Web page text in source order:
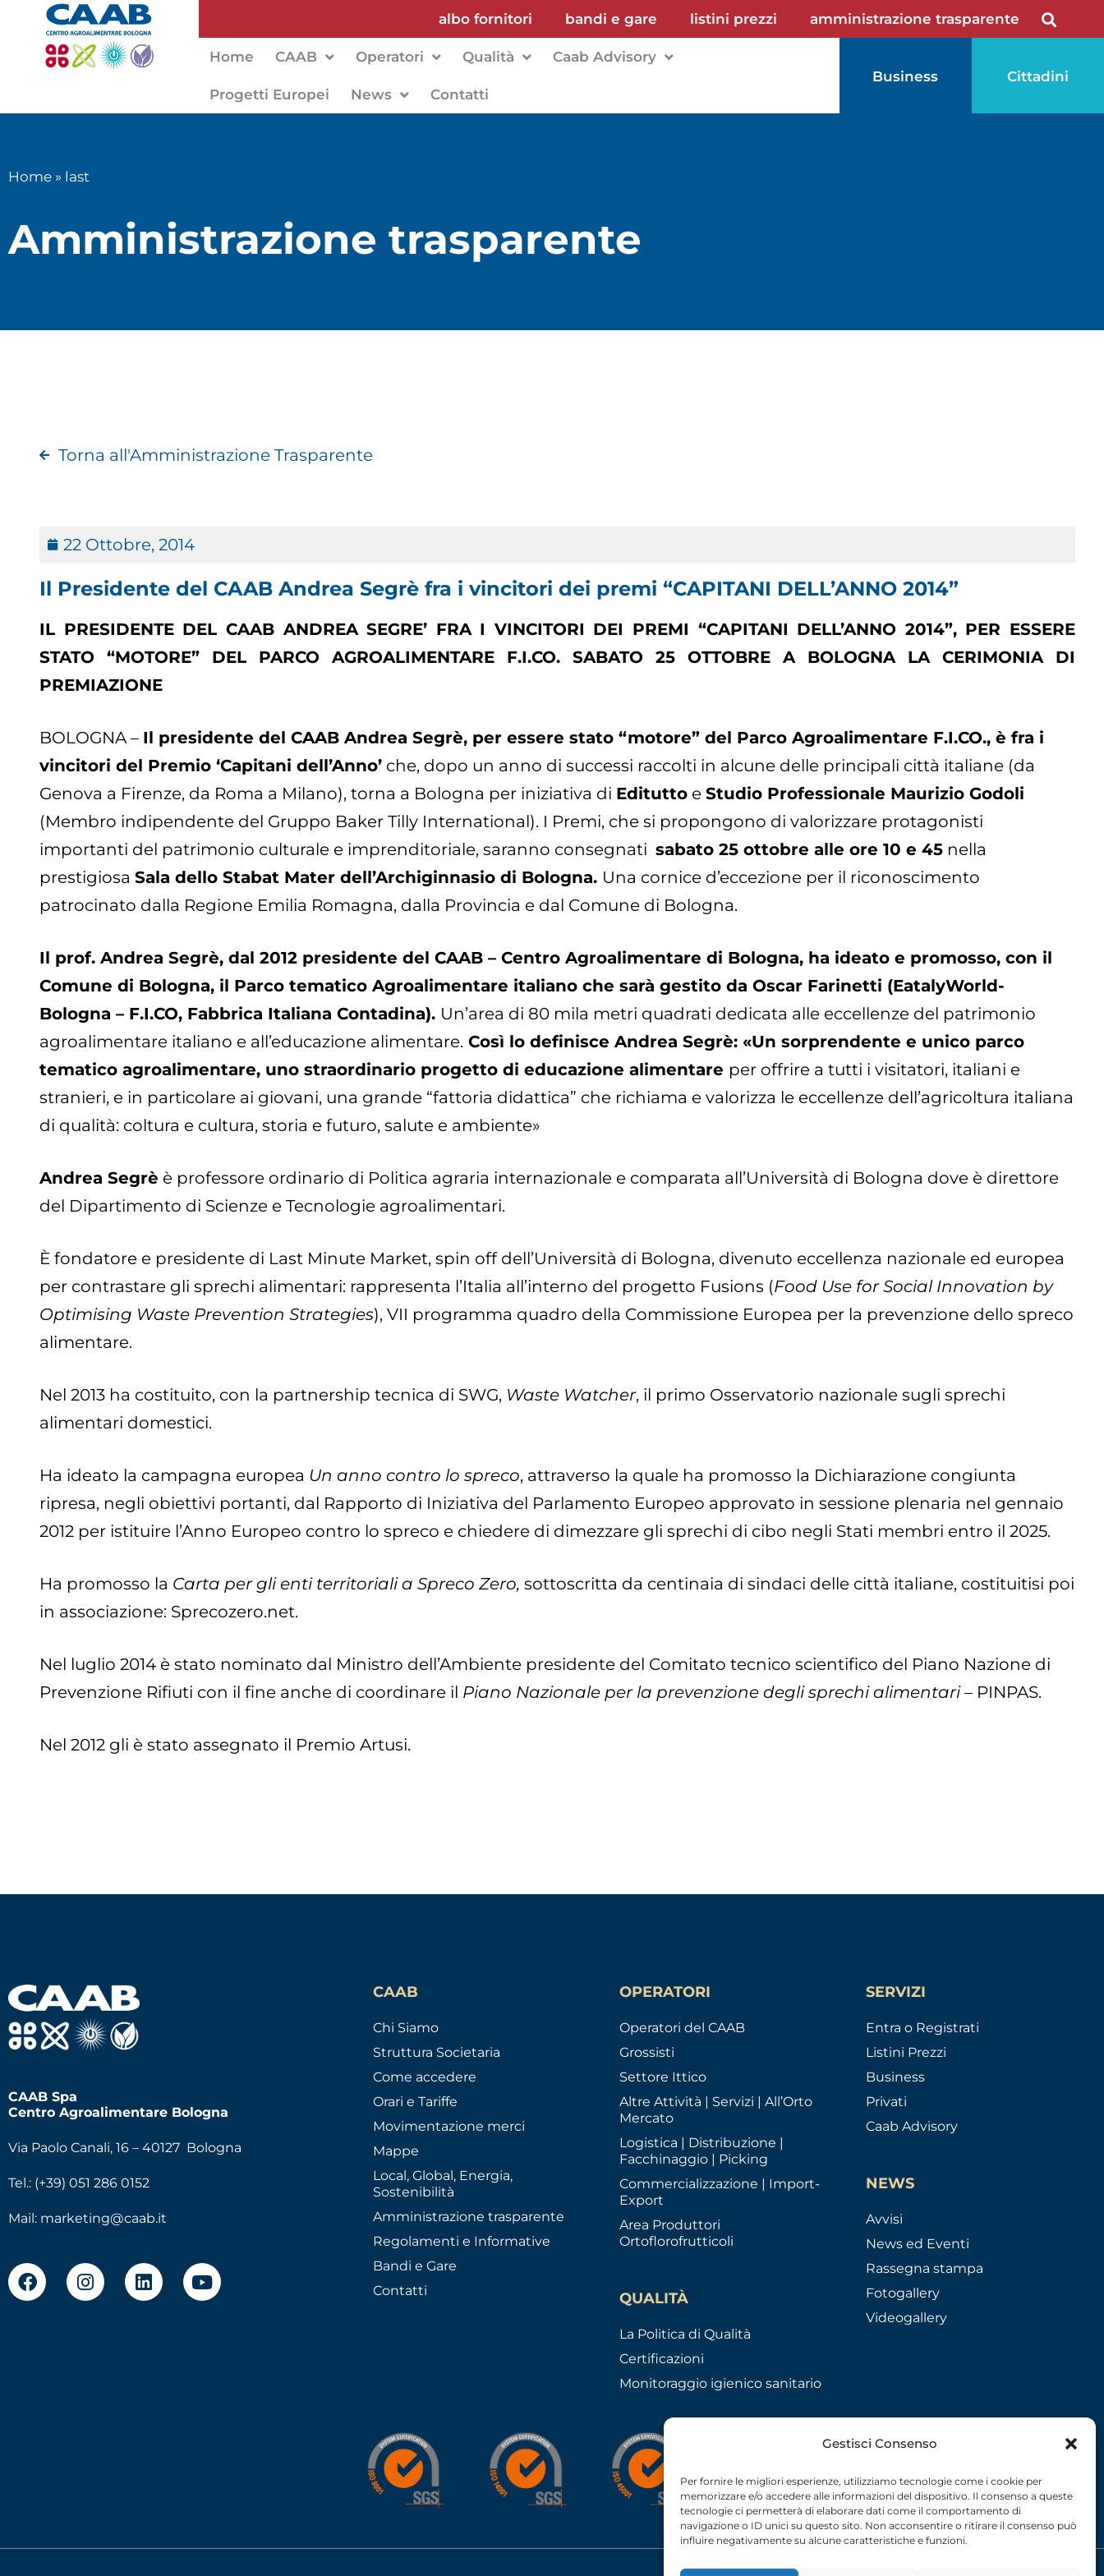
Gestisci Consenso
Per fornire le migliori esperienze, utilizziamo tecnologie come i cookie per
memorizzare e/o accedere alle informazioni del dispositivo. Il consenso a queste
tecnologie ci permetterà di elaborare dati come il comportamento di
navigazione o ID unici su questo sito. Non acconsentire o ritirare il consenso può
influire negativamente su alcune caratteristiche e funzioni.
albo fornitori bandi e gare listini prezzi amministrazione trasparente
Home CAAB Operatori Qualità Caab Advisory
Progetti Europei News Contatti
Business Cittadini
Home » last
Amministrazione trasparente
Torna all'Amministrazione Trasparente
22 Ottobre, 2014
Il Presidente del CAAB Andrea Segrè fra i vincitori dei premi “CAPITANI DELL’ANNO 2014”
IL PRESIDENTE DEL CAAB ANDREA SEGRE’ FRA I VINCITORI DEI PREMI “CAPITANI DELL’ANNO 2014”, PER ESSERE
STATO “MOTORE” DEL PARCO AGROALIMENTARE F.I.CO. SABATO 25 OTTOBRE A BOLOGNA LA CERIMONIA DI
PREMIAZIONE
BOLOGNA – Il presidente del CAAB Andrea Segrè, per essere stato “motore” del Parco Agroalimentare F.I.CO., è fra i
vincitori del Premio ‘Capitani dell’Anno’ che, dopo un anno di successi raccolti in alcune delle principali città italiane (da
Genova a Firenze, da Roma a Milano), torna a Bologna per iniziativa di Editutto eStudio Professionale Maurizio Godoli
(Membro indipendente del Gruppo Baker Tilly International). I Premi, che si propongono di valorizzare protagonisti
importanti del patrimonio culturale e imprenditoriale, saranno consegnatisabato 25 ottobre alle ore 10 e 45 nella
prestigiosaSala dello Stabat Mater dell’Archiginnasio di Bologna. Una cornice d’eccezione per il riconoscimento
patrocinato dalla Regione Emilia Romagna, dalla Provincia e dal Comune di Bologna.
Il prof. Andrea Segrè, dal 2012 presidente del CAAB – Centro Agroalimentare di Bologna, ha ideato e promosso, con il
Comune di Bologna, il Parco tematico Agroalimentare italiano che sarà gestito da Oscar Farinetti (EatalyWorld-
Bologna – F.I.CO, Fabbrica Italiana Contadina). Un’area di 80 mila metri quadrati dedicata alle eccellenze del patrimonio
agroalimentare italiano e all’educazione alimentare. Così lo definisce Andrea Segrè: «Un sorprendente e unico parco
tematico agroalimentare, uno straordinario progetto di educazione alimentare per offrire a tutti i visitatori, italiani e
stranieri, e in particolare ai giovani, una grande “fattoria didattica” che richiama e valorizza le eccellenze dell’agricoltura italiana
di qualità: coltura e cultura, storia e futuro, salute e ambiente»
Andrea Segrè è professore ordinario di Politica agraria internazionale e comparata all’Università di Bologna dove è direttore
del Dipartimento di Scienze e Tecnologie agroalimentari.
È fondatore e presidente di Last Minute Market, spin off dell’Università di Bologna, divenuto eccellenza nazionale ed europea
per contrastare gli sprechi alimentari: rappresenta l’Italia all’interno del progetto Fusions (Food Use for Social Innovation by
Optimising Waste Prevention Strategies), VII programma quadro della Commissione Europea per la prevenzione dello spreco
alimentare.
Nel 2013 ha costituito, con la partnership tecnica di SWG, Waste Watcher, il primo Osservatorio nazionale sugli sprechi
alimentari domestici.
Ha ideato la campagna europea Un anno contro lo spreco, attraverso la quale ha promosso la Dichiarazione congiunta
ripresa, negli obiettivi portanti, dal Rapporto di Iniziativa del Parlamento Europeo approvato in sessione plenaria nel gennaio
2012 per istituire l’Anno Europeo contro lo spreco e chiedere di dimezzare gli sprechi di cibo negli Stati membri entro il 2025.
Ha promosso la Carta per gli enti territoriali a Spreco Zero, sottoscritta da centinaia di sindaci delle città italiane, costituitisi poi
in associazione: Sprecozero.net.
Nel luglio 2014 è stato nominato dal Ministro dell’Ambiente presidente del Comitato tecnico scientifico del Piano Nazione di
Prevenzione Rifiuti con il fine anche di coordinare il Piano Nazionale per la prevenzione degli sprechi alimentari– PINPAS.
Nel 2012 gli è stato assegnato il Premio Artusi.
CAAB Spa
Centro Agroalimentare Bologna
Via Paolo Canali, 16 – 40127 Bologna
Tel.: (+39) 051 286 0152
Mail: marketing@caab.it
CAAB
Chi Siamo
Struttura Societaria
Come accedere
Orari e Tariffe
Movimentazione merci
Mappe
Local, Global, Energia,
Sostenibilità
Amministrazione trasparente
Regolamenti e Informative
Bandi e Gare
Contatti
OPERATORI
Operatori del CAAB
Grossisti
Settore Ittico
Altre Attività | Servizi | All’Orto
Mercato
Logistica | Distribuzione |
Facchinaggio | Picking
Commercializzazione | Import-
Export
Area Produttori
Ortoflorofrutticoli
QUALITÀ
La Politica di Qualità
Certificazioni
Monitoraggio igienico sanitario
SERVIZI
Entra o Registrati
Listini Prezzi
Business
Privati
Caab Advisory
NEWS
Avvisi
News ed Eventi
Rassegna stampa
Fotogallery
Videogallery